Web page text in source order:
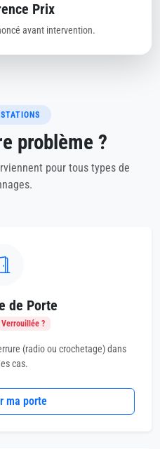
Prix
avant intervention.
problème ?
pour tous types de
de Porte
?
(radio ou crochetage) dans
cas.
ma porte